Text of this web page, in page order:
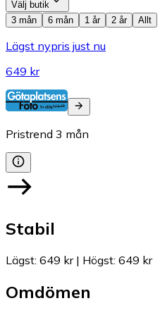
Välj butik
3 mån
6 mån 1 år 2 år Allt
Lägst nypris just nu
649 kr
Pristrend 3 mån
Stabil
Lägst: 649 kr| Högst: 649 kr
Omdömen